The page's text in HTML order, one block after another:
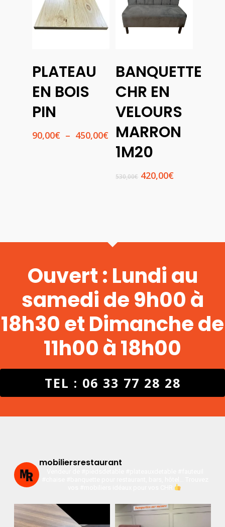
Des
Options
PLATEAU
EN BOIS
PIN
90,00€ – 450,00€Plage
de
prix :
Ajouter
Au
Panier
BANQUETTE
CHR EN
VELOURS
MARRON
1M20
530,00€ Le
420,00€Le
Ouvert : Lundi au
samedi de 9h00 à
18h30 et Dimanche de
11h00 à 18h00
TEL : 06 33 77 28 28
mobiliersrestaurant